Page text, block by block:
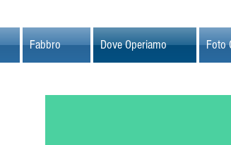
Fabbro Dove Operiamo Foto